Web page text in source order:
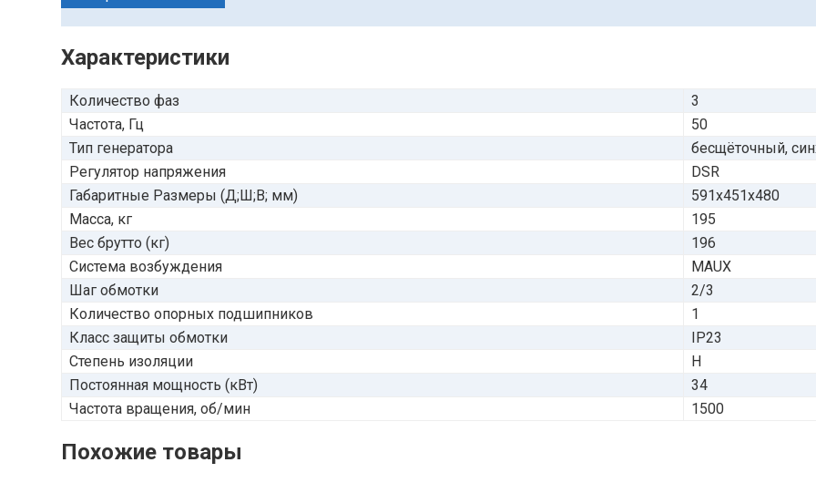
Характеристики
Количество фаз
3
Частота, Гц
50
Тип генератора
бесщёточный,
Регулятор напряжения
DSR
Габаритные Размеры (Д;Ш;В; мм)
591х451х480
Масса, кг
195
Вес брутто (кг)
196
Система возбуждения
MAUX
Шаг обмотки
2/3
Количество опорных подшипников
1
Класс защиты обмотки
IP23
Степень изоляции
H
Постоянная мощность (кВт)
34
Частота вращения, об/мин
1500
Похожие товары